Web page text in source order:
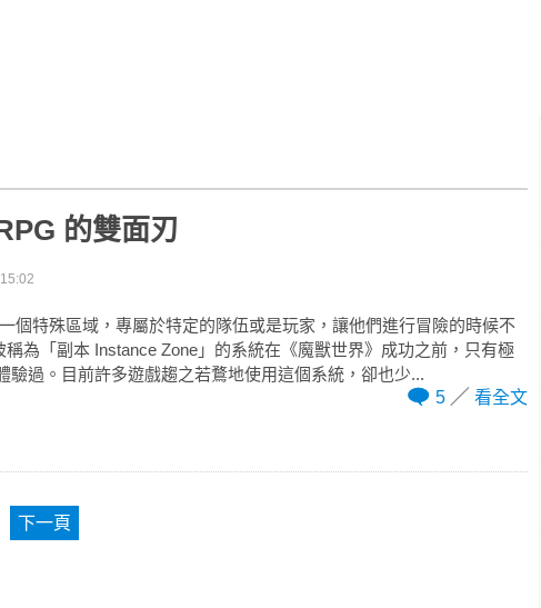
的雙面刃
個特殊區域，專屬於特定的隊伍或是玩家，讓他們進行冒險的時候不
為「副本 Instance Zone」的系統在《魔獸世界》成功之前，只有極
驗過。目前許多遊戲趨之若鶩地使用這個系統，卻也少...
5
看全文
下一頁